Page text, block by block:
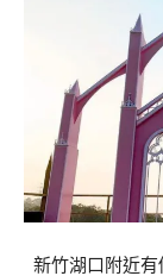
新竹湖口附近